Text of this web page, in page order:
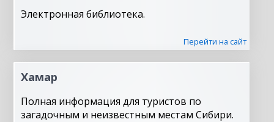
Электронная библиотека.
Перейти на сайт
Хамар
Полная информация для туристов по
загадочным и неизвестным местам Сибири.